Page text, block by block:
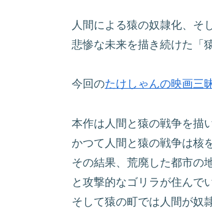
人間による猿の奴隷化、そ
悲惨な未来を描き続けた「
今回のたけしゃんの映画三
本作は人間と猿の戦争を描
かつて人間と猿の戦争は核
その結果、荒廃した都市の
と攻撃的なゴリラが住んで
そして猿の町では人間が奴